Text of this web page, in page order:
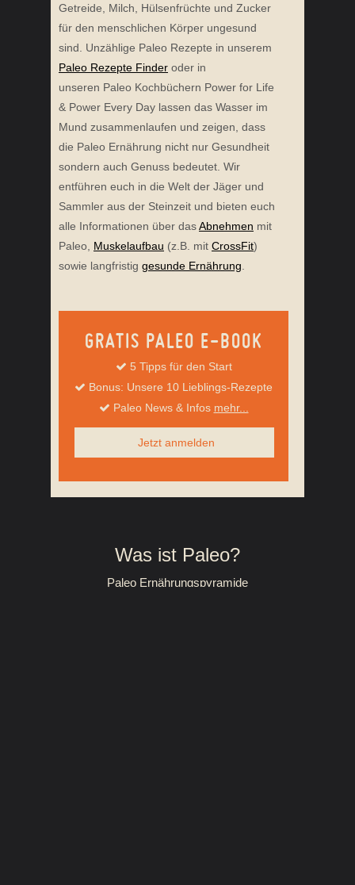
Getreide, Milch, Hülsenfrüchte und Zucker
für den menschlichen Körper ungesund
sind. Unzählige Paleo Rezepte in unserem
Paleo Rezepte Finder oder in
unseren Paleo Kochbüchern Power for Life
& Power Every Day lassen das Wasser im
Mund zusammenlaufen und zeigen, dass
die Paleo Ernährung nicht nur Gesundheit
sondern auch Genuss bedeutet. Wir
entführen euch in die Welt der Jäger und
Sammler aus der Steinzeit und bieten euch
alle Informationen über dasAbnehmen mit
Paleo, Muskelaufbau (z.B. mit CrossFit)
sowie langfristig gesunde Ernährung
GRATIS PALEO E-BOOK
5 Tipps für den Start
Bonus: Unsere 10 Lieblings-Rezepte
Paleo News & Infos mehr...
Jetzt anmelden
Was ist Paleo?
Paleo Ernährungspyramide